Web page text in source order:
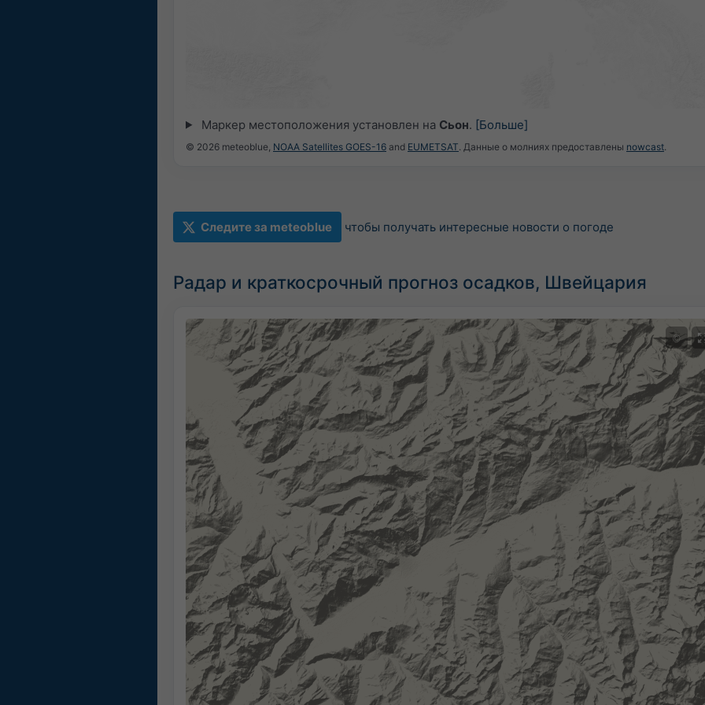
Маркер местоположения установлен на Сьон. [Больше]
© 2026 meteoblue, NOAA Satellites GOES-16 and EUMETSAT. Данные о молниях предоставлены nowcast.
Следите за meteoblue чтобы получать интересные новости о погоде
Радар и краткосрочный прогноз осадков, Швейцария
©